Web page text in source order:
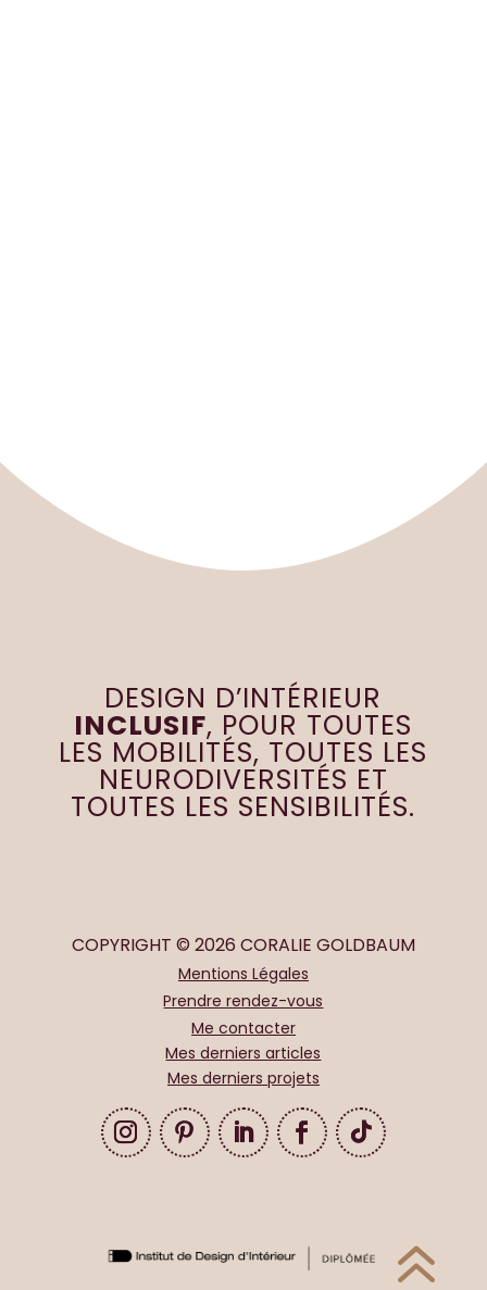
DESIGN D’INTÉRIEUR
INCLUSIF, POUR TOUTES
LES MOBILITÉS, TOUTES LES
NEURODIVERSITÉS ET
TOUTES LES SENSIBILITÉS.
COPYRIGHT © 2026 CORALIE GOLDBAUM
Mentions Légales
6
Prendre rendez-vous
Me contacter
Mes derniers articles
Mes derniers projets